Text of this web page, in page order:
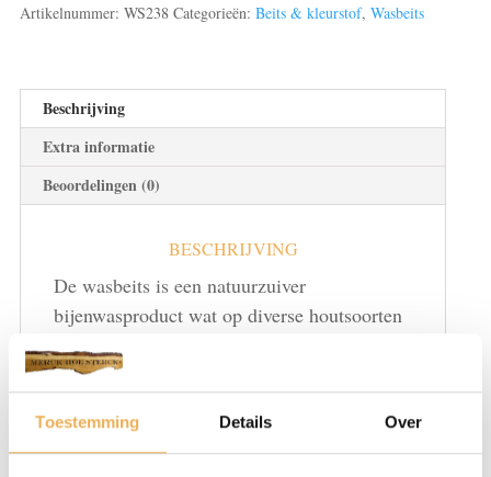
Toestemming Details Over
Artikelnummer: WS238 Categorieën: Beits & kleurstof, Wasbeits
Beschrijving
Extra informatie
Beoordelingen (0)
BESCHRIJVING
De wasbeits is een natuurzuiver
bijenwasproduct wat op diverse houtsoorten
gebruikt kan worden en wat het hout een
natuurlijke uitstraling geeft. Het voordeel
antiekwas eerder een mooie glans krijgt en
dat het een oudere uitstraling geeft. U kunt